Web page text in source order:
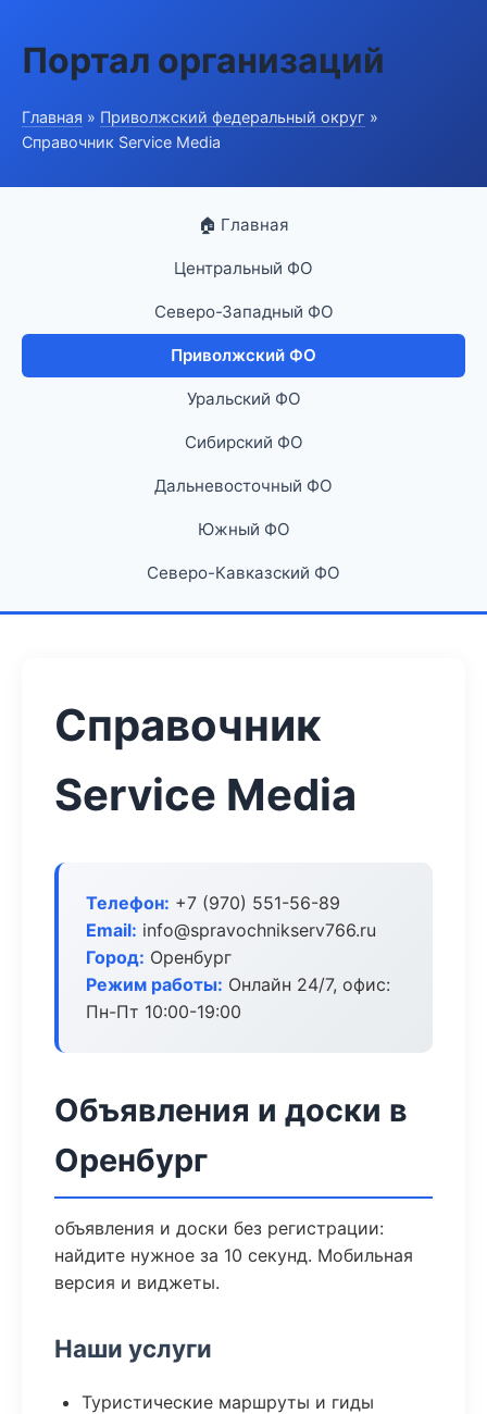
Портал организаций
Главная » Приволжский федеральный округ »
Справочник Service Media
🏠 Главная
Центральный ФО
Северо-Западный ФО
Приволжский ФО
Уральский ФО
Сибирский ФО
Дальневосточный ФО
Южный ФО
Северо-Кавказский ФО
Справочник
Service Media
Телефон: +7 (970) 551-56-89
Email: info@spravochnikserv766.ru
Город: Оренбург
Режим работы: Онлайн 24/7, офис:
Пн-Пт 10:00-19:00
Объявления и доски в
Оренбург
объявления и доски без регистрации:
найдите нужное за 10 секунд. Мобильная
версия и виджеты.
Наши услуги
Туристические маршруты и гиды